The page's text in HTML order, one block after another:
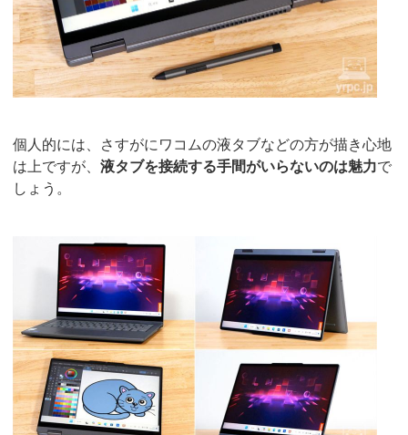
個人的には、さすがにワコムの液タブなどの方が描き心地
は上ですが、液タブを接続する手間がいらないのは魅力で
しょう。